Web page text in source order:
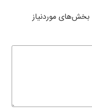
بخش‌های موردنیاز